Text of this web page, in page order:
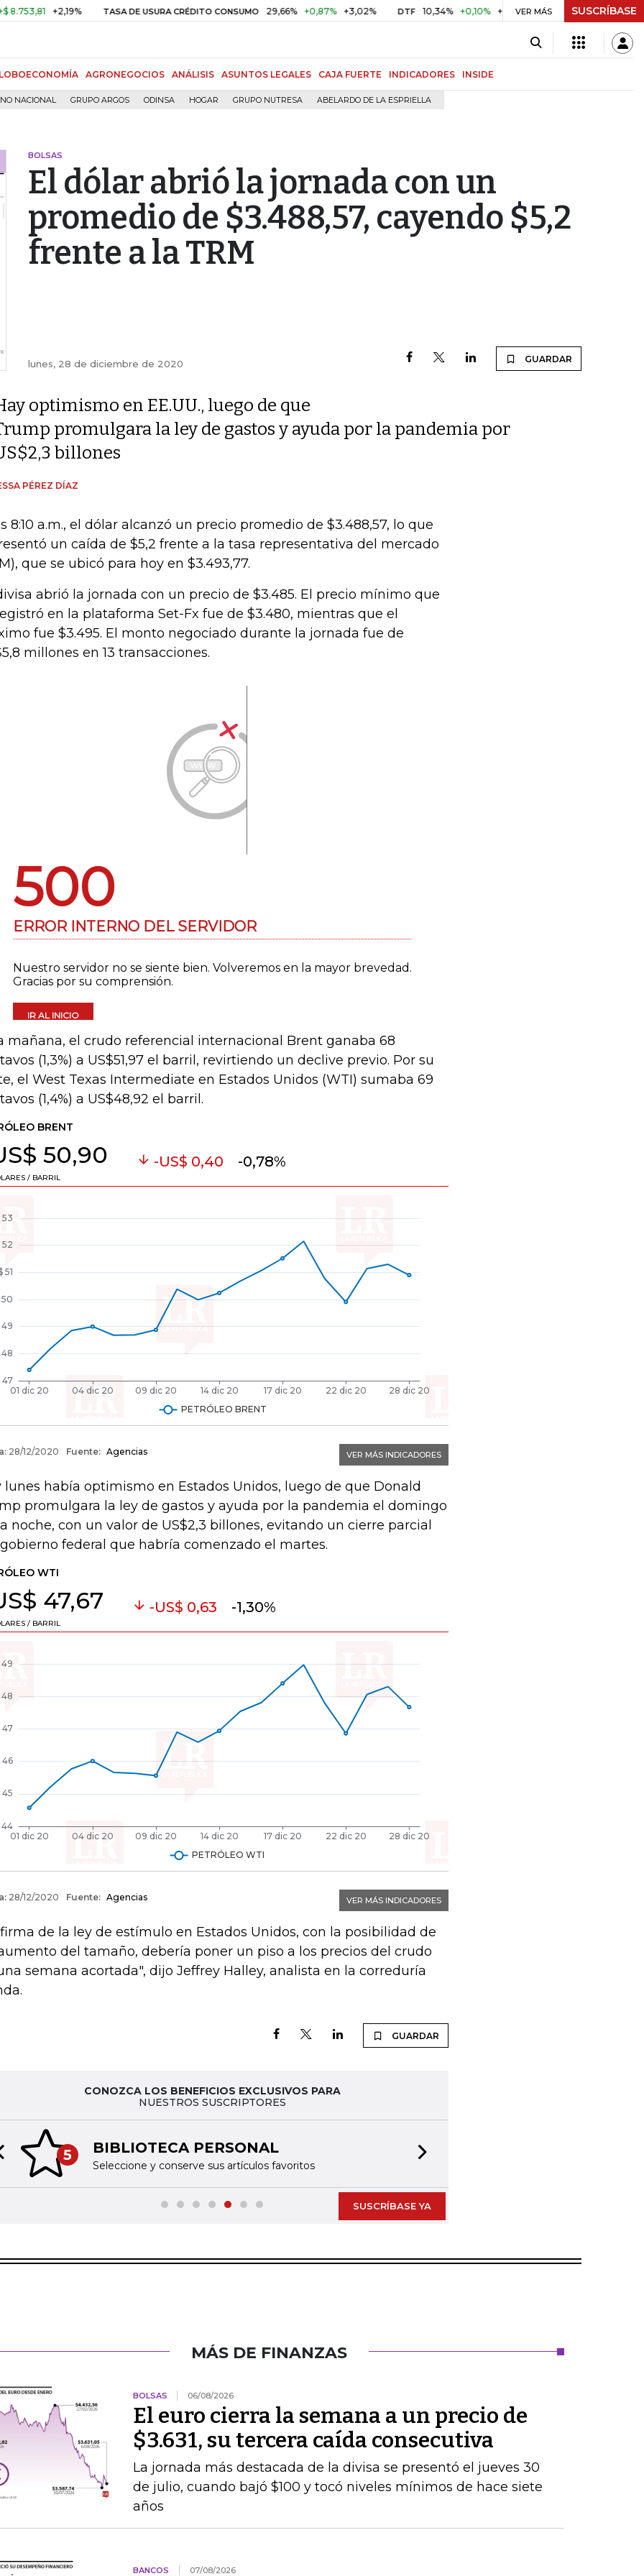
+2,19% TASA DE USURA CRÉDITO CONSUMO 29,66% +0,87% +3,02% DTF 10,34% +0,10% +0,98% UVR $ 416,91 +$ 0,05
VER MÁS SUSCRÍBASE
AGRONEGOCIOS ANÁLISIS ASUNTOS LEGALES CAJA FUERTE INDICADORES INSIDE
NACIONAL GRUPO ARGOS ODINSA HOGAR GRUPO NUTRESA ABELARDO DE LA ESPRIELLA
BOLSAS
El dólar abrió la jornada con un
promedio de $3.488,57, cayendo $5,2
frente a la TRM
lunes, 28 de diciembre de 2020 GUARDAR
optimismo en EE.UU., luego de que
promulgara la ley de gastos y ayuda por la pandemia por
billones
PÉREZ DÍAZ
8:10 a.m., el dólar alcanzó un precio promedio de $3.488,57, lo que
un caída de $5,2 frente a la tasa representativa del mercado
que se ubicó para hoy en $3.493,77.
abrió la jornada con un precio de $3.485. El precio mínimo que
en la plataforma Set-Fx fue de $3.480, mientras que el
fue $3.495. El monto negociado durante la jornada fue de
millones en 13 transacciones.
mañana, el crudo referencial internacional Brent ganaba 68
(1,3%) a US$51,97 el barril, revirtiendo un declive previo. Por su
el West Texas Intermediate en Estados Unidos (WTI) sumaba 69
(1,4%) a US$48,92 el barril.
lunes había optimismo en Estados Unidos, luego de que Donald
promulgara la ley de gastos y ayuda por la pandemia el domingo
noche, con un valor de US$2,3 billones, evitando un cierre parcial
federal que habría comenzado el martes.
de la ley de estímulo en Estados Unidos, con la posibilidad de
del tamaño, debería poner un piso a los precios del crudo
semana acortada", dijo Jeffrey Halley, analista en la correduría
GUARDAR
CONOZCA LOS BENEFICIOS EXCLUSIVOS PARA
NUESTROS SUSCRIPTORES
5 BIBLIOTECA PERSONAL
Seleccione y conserve sus artículos favoritos
slide
SUSCRÍBASE YA
MÁS DE FINANZAS
BOLSAS 06/08/2026
El euro cierra la semana a un precio de
$3.631, su tercera caída consecutiva
La jornada más destacada de la divisa se presentó el jueves 30
de julio, cuando bajó $100 y tocó niveles mínimos de hace siete
años
BANCOS 07/08/2026